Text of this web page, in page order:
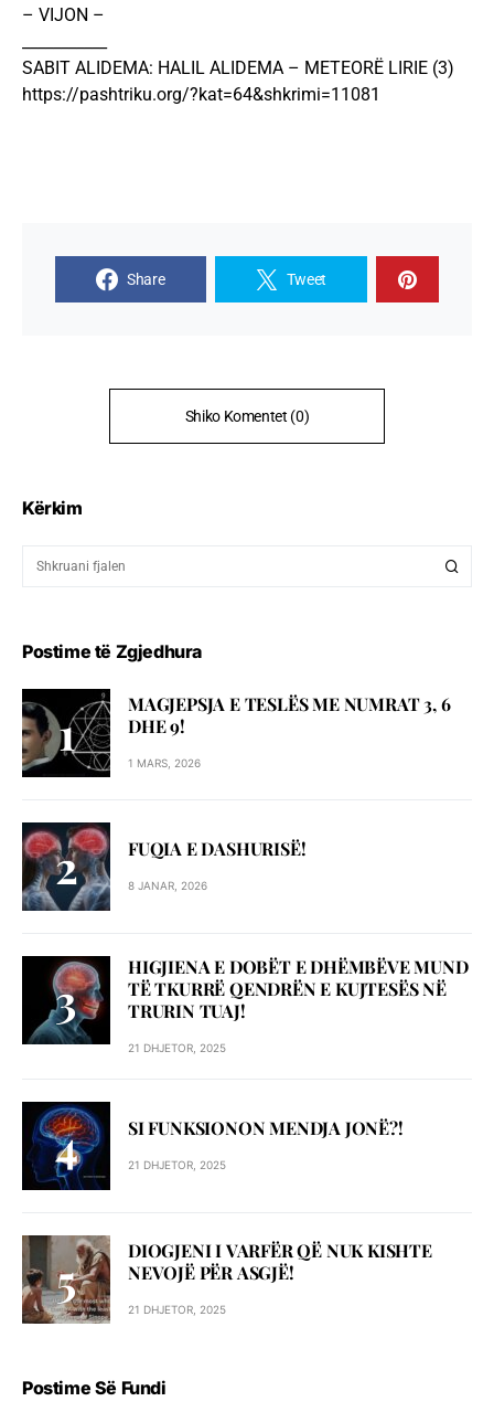
– VIJON –
SABIT ALIDEMA: HALIL ALIDEMA – METEORË LIRIE (3)
https://pashtriku.org/?kat=64&shkrimi=11081
Share Tweet
Shiko Komentet (0)
Kërkim
Postime të Zgjedhura
MAGJEPSJA E TESLËS ME NUMRAT 3, 6
DHE 9!
1 MARS, 2026
FUQIA E DASHURISË!
8 JANAR, 2026
HIGJIENA E DOBËT E DHËMBËVE MUND
TË TKURRË QENDRËN E KUJTESËS NË
TRURIN TUAJ!
21 DHJETOR, 2025
SI FUNKSIONON MENDJA JONË?!
21 DHJETOR, 2025
DIOGJENI I VARFËR QË NUK KISHTE
NEVOJË PËR ASGJË!
21 DHJETOR, 2025
Postime Së Fundi